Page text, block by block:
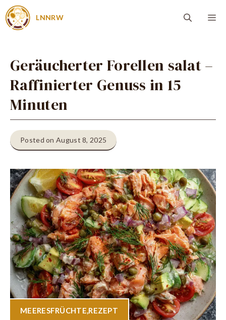
Zum
Inhalt
LNNRW
Geräucherter Forellen salat –
Raffinierter Genuss in 15
Minuten
Posted on August 8, 2025
MEERESFRÜCHTE,REZEPT